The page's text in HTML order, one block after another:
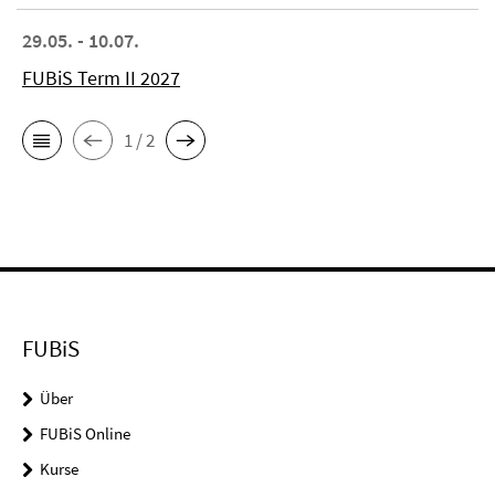
29.05. - 10.07.
FUBiS Term II 2027
1 / 2
FUBiS
Über
FUBiS Online
Kurse